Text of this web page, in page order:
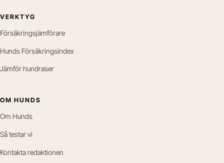
VERKTYG
Försäkringsjämförare
Hunds Försäkringsindex
Jämför hundraser
OM HUNDS
Om Hunds
Så testar vi
Kontakta redaktionen